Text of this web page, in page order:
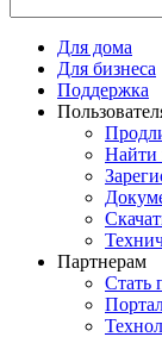
Для дома
Для бизнеса
Поддержка
Найти
Партнерам
Стать